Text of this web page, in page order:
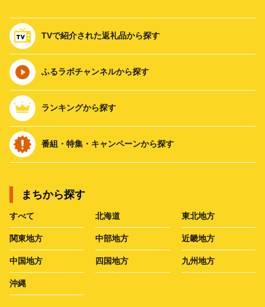
TVで紹介された返礼品から探す
ふるラボチャンネルから探す
ランキングから探す
番組・特集・キャンペーンから探す
まちから探す
すべて 北海道 東北地方
関東地方 中部地方 近畿地方
中国地方 四国地方 九州地方
沖縄